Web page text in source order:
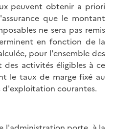
peuvent obtenir a priori
que le montant
ne sera pas remis
en fonction de la
pour l'ensemble des
activités éligibles à ce
le taux de marge fixé au
d'exploitation courantes.